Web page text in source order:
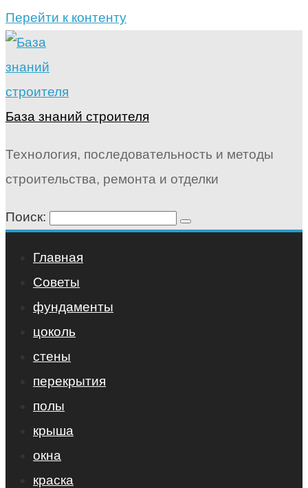
Перейти к контенту
База знаний строителя
Технология, последовательность и методы
строительства, ремонта и отделки
Поиск:
Главная
Советы
фундаменты
цоколь
стены
перекрытия
полы
крыша
окна
краска